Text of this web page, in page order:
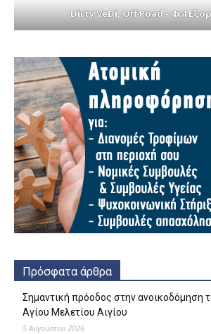
Dirty VeDi, Off Road - 4x4
Πρόσφατα άρθρα
Σημαντική πρόοδος στην ανοικοδόμηση
Αγίου Μελετίου Αιγίου
5 Αυγούστου 2026